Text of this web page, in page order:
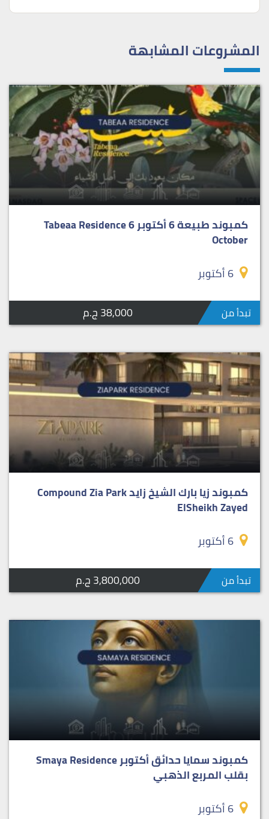
المشروعات المشابهة
كمبوند طبيعة 6 أكتوبر Tabeaa Residence 6
October
6 أكتوبر
تبدأ من 38,000 ج.م
كمبوند زيا بارك الشيخ زايد Compound Zia Park
ElSheikh Zayed
6 أكتوبر
تبدأ من 3,800,000 ج.م
كمبوند سمايا حدائق أكتوبر Smaya Residence
بقلب المربع الذهبي
6 أكتوبر